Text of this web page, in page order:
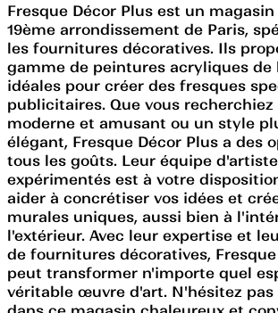
Fresque Décor Plus est un
19ème arrondissement de Paris,
les fournitures décoratives. Ils
gamme de peintures acryliques de
idéales pour créer des fresques
publicitaires. Que vous
moderne et amusant ou un style
élégant, Fresque Décor Plus a des
tous les goûts. Leur équipe
expérimentés est à votre
aider à concrétiser vos idées et
murales uniques, aussi bien à
l'extérieur. Avec leur expertise et
de fournitures décoratives,
peut transformer n'importe quel
véritable œuvre d'art. N'hésitez pas